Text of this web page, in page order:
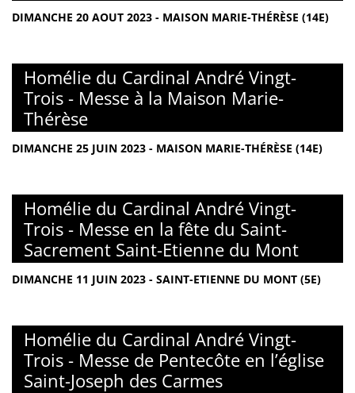
DIMANCHE 20 AOUT 2023 - MAISON MARIE-THÉRÈSE (14E)
Homélie du Cardinal André Vingt-
Trois - Messe à la Maison Marie-
Thérèse
DIMANCHE 25 JUIN 2023 - MAISON MARIE-THÉRÈSE (14E)
Homélie du Cardinal André Vingt-
Trois - Messe en la fête du Saint-
Sacrement Saint-Etienne du Mont
DIMANCHE 11 JUIN 2023 - SAINT-ETIENNE DU MONT (5E)
Homélie du Cardinal André Vingt-
Trois - Messe de Pentecôte en l’église
Saint-Joseph des Carmes